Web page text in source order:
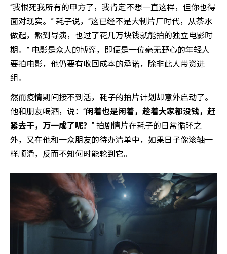
“我恨死我所有的甲方了，我肯定不想一直这样，但你也得
面对现实。” 耗子说，“这已经不是大制片厂时代，从茶水
做起，熬到导演，也过了花几万块钱就能拍的独立电影时
期。” 电影是众人的博弈，即便是一位毫无野心的年轻人
要拍电影，他仍要有收回成本的承诺，除非此人带资进
组。
然而疫情期间接不到活，耗子的拍片计划却意外启动了。
他和朋友喝酒，说：“闲着也是闲着，趁着大家都没钱，赶
紧去干，万一成了呢？ ” 拍剧情片在耗子的日常循环之
外，又在他和一众朋友的待办清单中，如果日子像滚轴一
样顺滑，反而不知何时能轮到它。